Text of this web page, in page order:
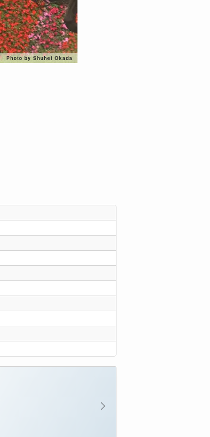
Photo by Shuhei Okada